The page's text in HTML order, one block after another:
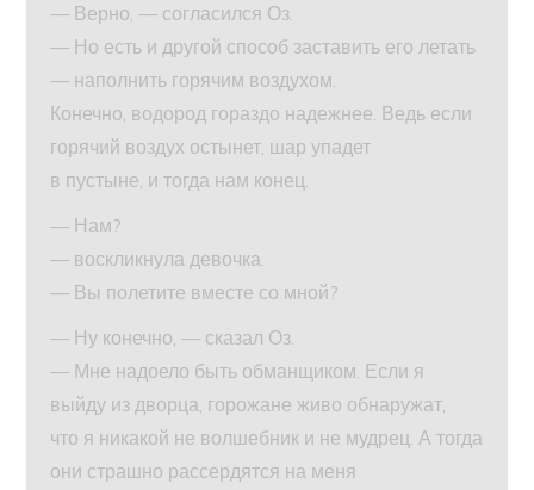
— Верно, — согласился Оз.
— Но есть и другой способ заставить его летать
— наполнить горячим воздухом.
Конечно, водород гораздо надежнее. Ведь если
горячий воздух остынет, шар упадет
в пустыне, и тогда нам конец.
— Нам?
— воскликнула девочка.
— Вы полетите вместе со мной?
— Ну конечно, — сказал Оз.
— Мне надоело быть обманщиком. Если я
выйду из дворца, горожане живо обнаружат,
что я никакой не волшебник и не мудрец. А тогда
они страшно рассердятся на меня